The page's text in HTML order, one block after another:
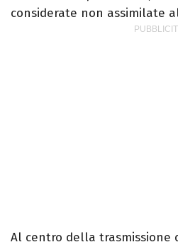
considerate non assimilate
Al centro della trasmissione